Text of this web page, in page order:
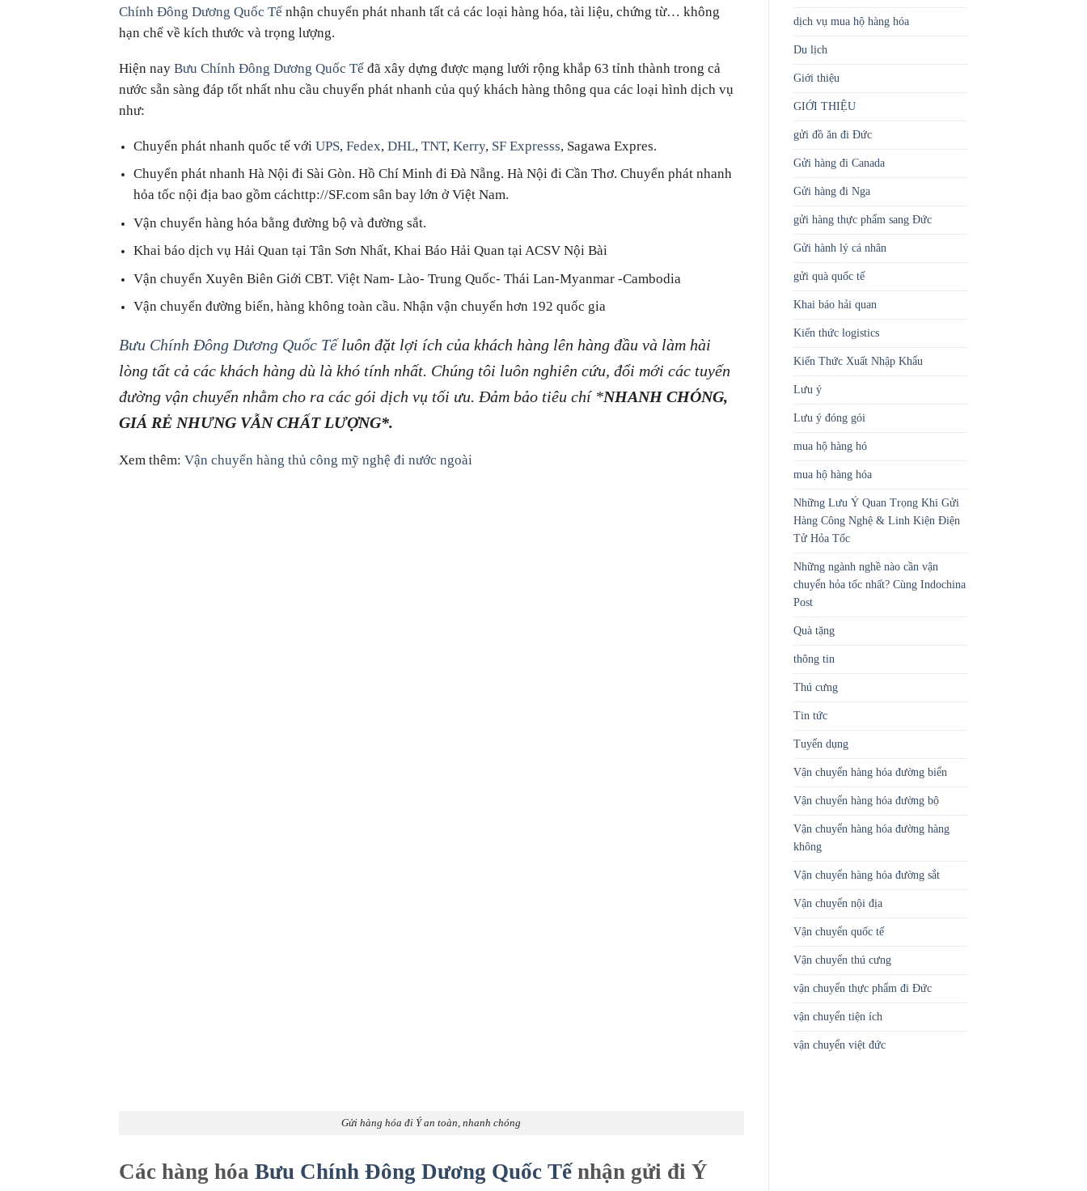
Chính Đông Dương Quốc Tế nhận chuyển phát nhanh tất cả các loại hàng hóa, tài liệu, chứng từ… không
hạn chế về kích thước và trọng lượng.
Hiện nay Bưu Chính Đông Dương Quốc Tế đã xây dựng được mạng lưới rộng khắp 63 tỉnh thành trong cả
nước sẵn sàng đáp tốt nhất nhu cầu chuyển phát nhanh của quý khách hàng thông qua các loại hình dịch vụ
như:
Chuyển phát nhanh quốc tế vớiUPS,Fedex,DHL,TNT,Kerry, SF Expresss, Sagawa Expres.
Chuyển phát nhanh Hà Nội đi Sài Gòn. Hồ Chí Minh đi Đà Nẵng. Hà Nội đi Cần Thơ. Chuyển phát nhanh
hỏa tốc nội địa bao gồm cáchttp://SF.com sân bay lớn ở Việt Nam.
Vận chuyển hàng hóa bằng đường bộ và đường sắt.
Khai báo dịch vụ Hải Quan tại Tân Sơn Nhất, Khai Báo Hải Quan tại ACSV Nội Bài
Vận chuyển Xuyên Biên Giới CBT. Việt Nam- Lào- Trung Quốc- Thái Lan-Myanmar -Cambodia
Vận chuyển đường biển, hàng không toàn cầu. Nhận vận chuyển hơn 192 quốc gia
Bưu Chính Đông Dương Quốc Tếluôn đặt lợi ích của khách hàng lên hàng đầu và làm hài
lòng tất cả các khách hàng dù là khó tính nhất. Chúng tôi luôn nghiên cứu, đổi mới các tuyến
đường vận chuyển nhằm cho ra các gói dịch vụ tối ưu. Đảm bảo tiêu chí *NHANH CHÓNG,
GIÁ RẺ NHƯNG VẪN CHẤT LƯỢNG*.
Xem thêm: Vận chuyển hàng thủ công mỹ nghệ đi nước ngoài
Gửi hàng hóa đi Ý an toàn, nhanh chóng
Các hàng hóa Bưu Chính Đông Dương Quốc Tếnhận gửi đi Ý
dịch vụ mua hộ hàng hóa
Du lịch
Giới thiệu
GIỚI THIỆU
gửi đồ ăn đi Đức
Gửi hàng đi Canada
Gửi hàng đi Nga
gửi hàng thực phẩm sang Đức
Gửi hành lý cá nhân
gửi quà quốc tế
Khai báo hải quan
Kiến thức logistics
Kiến Thức Xuất Nhập Khẩu
Lưu ý
Lưu ý đóng gói
mua hộ hàng hó
mua hộ hàng hóa
Những Lưu Ý Quan Trọng Khi Gửi
Hàng Công Nghệ & Linh Kiện Điện
Tử Hỏa Tốc
Những ngành nghề nào cần vận
chuyển hỏa tốc nhất? Cùng Indochina
Post
Quà tặng
thông tin
Thú cưng
Tin tức
Tuyển dụng
Vận chuyển hàng hóa đường biển
Vận chuyển hàng hóa đường bộ
Vận chuyển hàng hóa đường hàng
không
Vận chuyển hàng hóa đường sắt
Vận chuyển nội địa
Vận chuyển quốc tế
Vận chuyển thú cưng
vận chuyển thực phẩm đi Đức
vận chuyển tiện ích
vận chuyển việt đức